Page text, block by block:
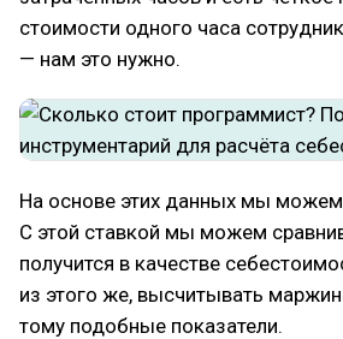
стоимости одного часа
— нам это нужно.
На основе этих данных мы можем
С этой ставкой мы можем
получится в качестве
из этого же, высчитывать
тому подобные показатели.